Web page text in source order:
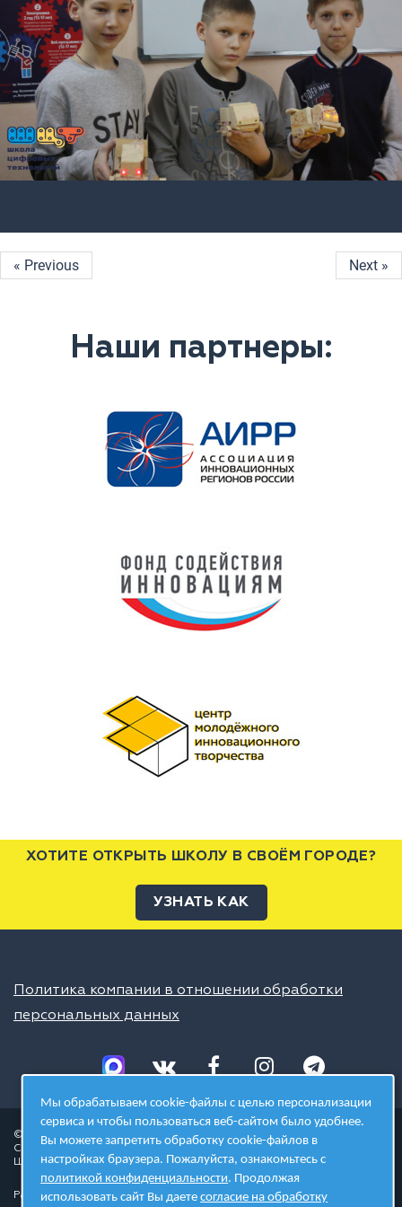
« Previous Next »
Наши партнеры:
ХОТИТЕ ОТКРЫТЬ ШКОЛУ В СВОЁМ ГОРОДЕ?
УЗНАТЬ КАК
Политика компании в отношении обработки
персональных данных
© 2026 ШЦТ
Сеть центров молодёжного инновационного творчества
Школа цифровых технологий
Разработано в студии
Мы обрабатываем cookie-файлы с целью персонализации
сервиса и чтобы пользоваться веб-сайтом было удобнее.
Вы можете запретить обработку cookie-файлов в
настройках браузера. Пожалуйста, ознакомьтесь с
политикой конфиденциальности. Продолжая
использовать сайт Вы даетесогласие на обработку